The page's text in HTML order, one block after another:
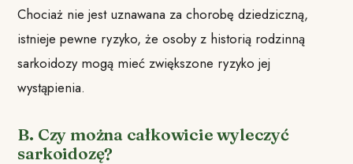
Chociaż nie jest uznawana za chorobę dziedziczną,
istnieje pewne ryzyko, że osoby z historią rodzinną
sarkoidozy mogą mieć zwiększone ryzyko jej
wystąpienia.
B. Czy można całkowicie wyleczyć
sarkoidozę?